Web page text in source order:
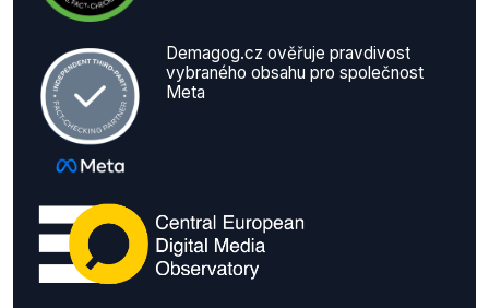
Demagog.cz ověřuje pravdivost
vybraného obsahu pro společnost
Meta